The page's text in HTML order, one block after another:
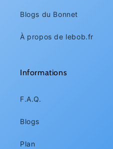
Blogs du Bonnet
À propos de lebob.fr
Informations
F.A.Q.
Blogs
Plan